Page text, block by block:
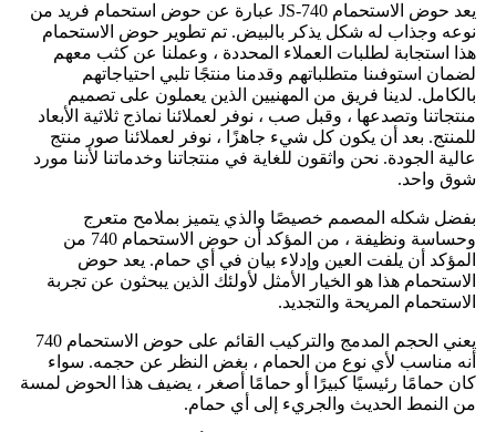
يعد حوض الاستحمام JS-740 عبارة عن حوض استحمام فريد من
نوعه وجذاب له شكل يذكر بالبيض. تم تطوير حوض الاستحمام
هذا استجابة لطلبات العملاء المحددة ، وعملنا عن كثب معهم
لضمان استوفىنا متطلباتهم وقدمنا ​​منتجًا تلبي احتياجاتهم
بالكامل. لدينا فريق من المهنيين الذين يعملون على تصميم
منتجاتنا وتصدعها ، وقبل صب ، نوفر لعملائنا نماذج ثلاثية الأبعاد
للمنتج. بعد أن يكون كل شيء جاهزًا ، نوفر لعملائنا صور منتج
عالية الجودة. نحن واثقون للغاية في منتجاتنا وخدماتنا لأننا مورد
شوق واحد.
بفضل شكله المصمم خصيصًا والذي يتميز بملامح متعرج
وحساسة ونظيفة ، من المؤكد أن حوض الاستحمام 740 من
المؤكد أن يلفت العين وإدلاء بيان في أي حمام. يعد حوض
الاستحمام هذا هو الخيار الأمثل لأولئك الذين يبحثون عن تجربة
الاستحمام المريحة والتجديد.
يعني الحجم المدمج والتركيب القائم على حوض الاستحمام 740
أنه مناسب لأي نوع من الحمام ، بغض النظر عن حجمه. سواء
كان حمامًا رئيسيًا كبيرًا أو حمامًا أصغر ، يضيف هذا الحوض لمسة
من النمط الحديث والجريء إلى أي حمام.